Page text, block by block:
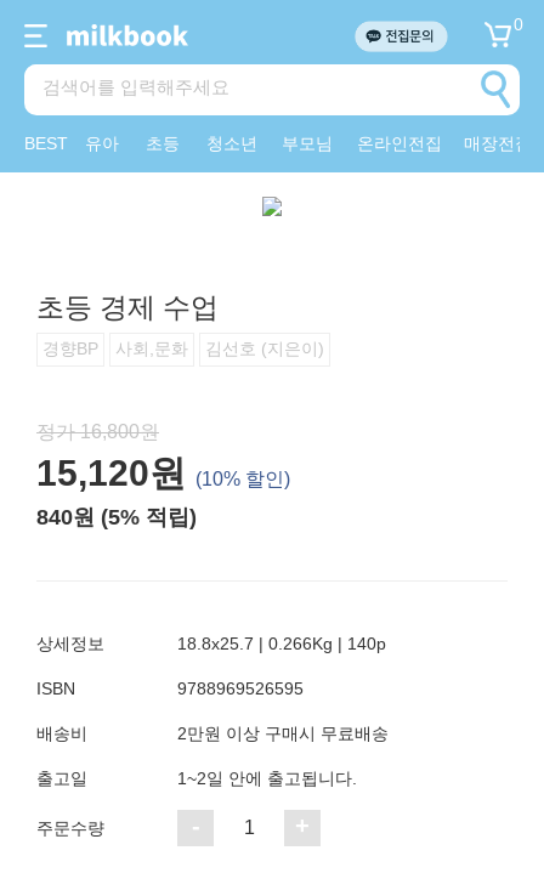
0
BEST 유아 초등 청소년 부모님 온라인전집 매장전집
초등 경제 수업
경향BP 사회,문화 김선호 (지은이)
정가 16,800원
15,120원 (10% 할인)
840원 (5% 적립)
상세정보 18.8x25.7 | 0.266Kg | 140p
ISBN 9788969526595
배송비 2만원 이상 구매시 무료배송
출고일 1~2일 안에 출고됩니다.
주문수량 - 1 +